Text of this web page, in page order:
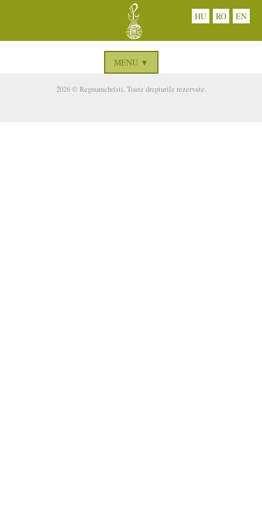
HU RO EN
MENU ▼
2026 © Regnumchristi. Toate drepturile rezervate.